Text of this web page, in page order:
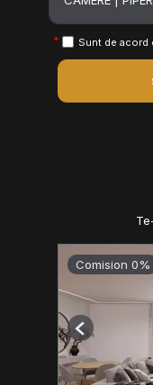
Sunt de acord
Comision 0%
Previous